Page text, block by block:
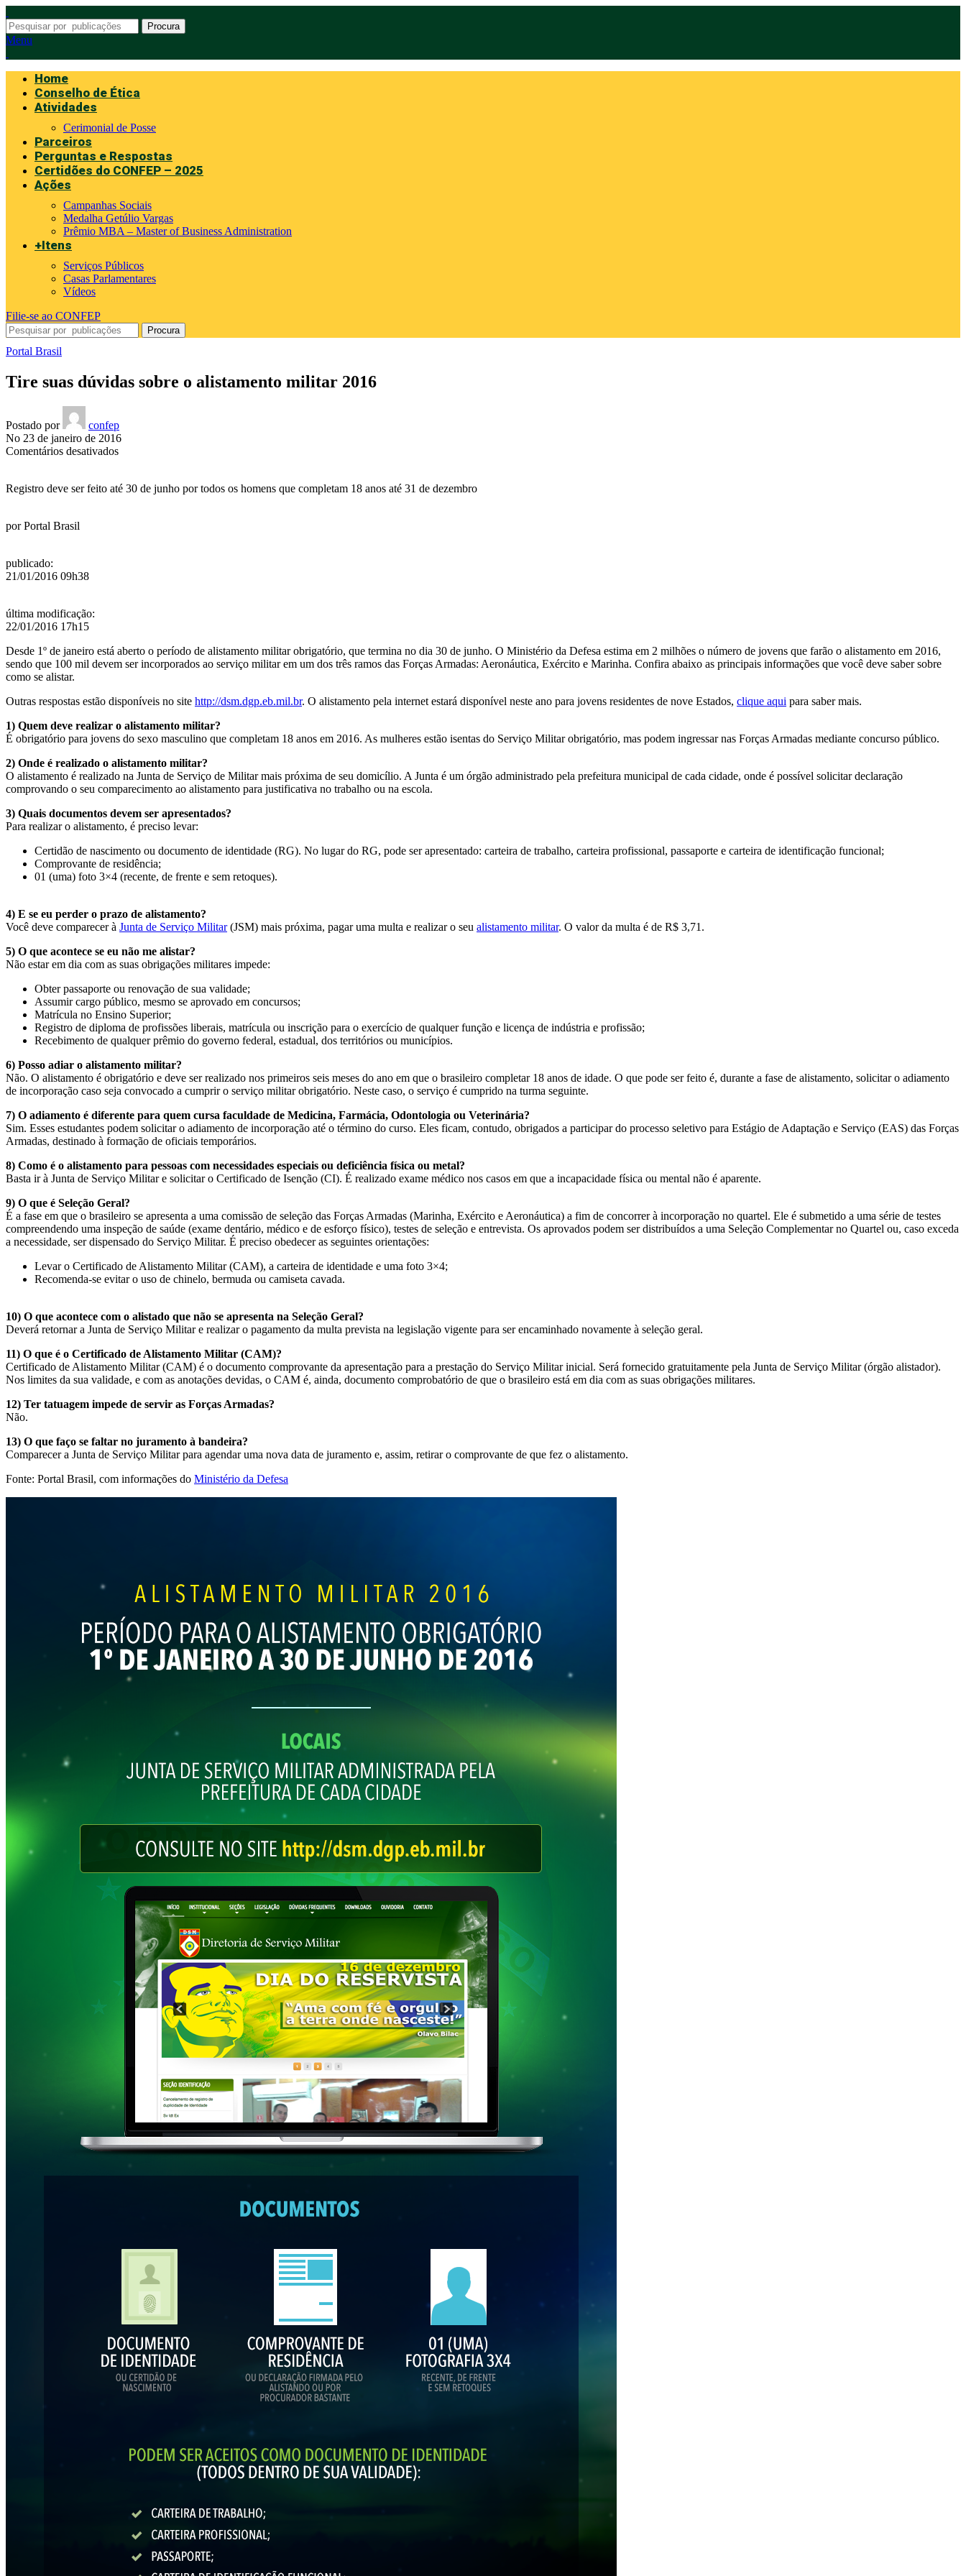
Procura
Menu
Home
Conselho de Ética
Atividades
Cerimonial de Posse
Parceiros
Perguntas e Respostas
Certidões do CONFEP – 2025
Ações
Campanhas Sociais
Medalha Getúlio Vargas
Prêmio MBA – Master of Business Administration
+Itens
Serviços Públicos
Casas Parlamentares
Vídeos
Filie-se ao CONFEP
Procura
Portal Brasil
Tire suas dúvidas sobre o alistamento militar 2016
Postado por
confep
No 23 de janeiro de 2016
Comentários desativadosem
dúvidas
Registro deve ser feito até 30 de junho por todos os homens que completam 18 anos até 31 de dezembro
porPortal Brasil
publicado:
21/01/2016 09h38
última modificação:
22/01/2016 17h15
Desde 1º de janeiro está aberto o período de alistamento militar obrigatório, que termina no dia 30 de junho. O Ministério da Defesa estima em 2 milhões o número de jovens que farão o alistamento em 2016,
sendo que 100 mil devem ser incorporados ao serviço militar em um dos três ramos das Forças Armadas: Aeronáutica, Exército e Marinha. Confira abaixo as principais informações que você deve saber sobre
como se alistar.
Outras respostas estão disponíveis no site http://dsm.dgp.eb.mil.br. O alistamento pela internet estará disponível neste ano para jovens residentes de nove Estados, clique aqui para saber mais.
1) Quem deve realizar o alistamento militar?
É obrigatório para jovens do sexo masculino que completam 18 anos em 2016. As mulheres estão isentas do Serviço Militar obrigatório, mas podem ingressar nas Forças Armadas mediante concurso público.
2) Onde é realizado o alistamento militar?
O alistamento é realizado na Junta de Serviço de Militar mais próxima de seu domicílio. A Junta é um órgão administrado pela prefeitura municipal de cada cidade, onde é possível solicitar declaração
comprovando o seu comparecimento ao alistamento para justificativa no trabalho ou na escola.
3) Quais documentos devem ser apresentados?
Para realizar o alistamento, é preciso levar:
Certidão de nascimento ou documento de identidade (RG). No lugar do RG, pode ser apresentado: carteira de trabalho, carteira profissional, passaporte e carteira de identificação funcional;
Comprovante de residência;
01 (uma) foto 3×4 (recente, de frente e sem retoques).
4) E se eu perder o prazo de alistamento?
Você deve comparecer à Junta de Serviço Militar(JSM) mais próxima, pagar uma multa e realizar o seu alistamento militar. O valor da multa é de R$ 3,71.
5) O que acontece se eu não me alistar?
Não estar em dia com as suas obrigações militares impede:
Obter passaporte ou renovação de sua validade;
Assumir cargo público, mesmo se aprovado em concursos;
Matrícula no Ensino Superior;
Registro de diploma de profissões liberais, matrícula ou inscrição para o exercício de qualquer função e licença de indústria e profissão;
Recebimento de qualquer prêmio do governo federal, estadual, dos territórios ou municípios.
6) Posso adiar o alistamento militar?
Não. O alistamento é obrigatório e deve ser realizado nos primeiros seis meses do ano em que o brasileiro completar 18 anos de idade. O que pode ser feito é, durante a fase de alistamento, solicitar o adiamento
de incorporação caso seja convocado a cumprir o serviço militar obrigatório. Neste caso, o serviço é cumprido na turma seguinte.
7) O adiamento é diferente para quem cursa faculdade de Medicina, Farmácia, Odontologia ou Veterinária?
Sim. Esses estudantes podem solicitar o adiamento de incorporação até o término do curso. Eles ficam, contudo, obrigados a participar do processo seletivo para Estágio de Adaptação e Serviço (EAS) das Forças
Armadas, destinado à formação de oficiais temporários.
8) Como é o alistamento para pessoas com necessidades especiais ou deficiência física ou metal?
Basta ir à Junta de Serviço Militar e solicitar o Certificado de Isenção (CI). É realizado exame médico nos casos em que a incapacidade física ou mental não é aparente.
9) O que é Seleção Geral?
É a fase em que o brasileiro se apresenta a uma comissão de seleção das Forças Armadas (Marinha, Exército e Aeronáutica) a fim de concorrer à incorporação no quartel. Ele é submetido a uma série de testes
compreendendo uma inspeção de saúde (exame dentário, médico e de esforço físico), testes de seleção e entrevista. Os aprovados podem ser distribuídos a uma Seleção Complementar no Quartel ou, caso exceda
a necessidade, ser dispensado do Serviço Militar. É preciso obedecer as seguintes orientações:
Levar o Certificado de Alistamento Militar (CAM), a carteira de identidade e uma foto 3×4;
Recomenda-se evitar o uso de chinelo, bermuda ou camiseta cavada.
10) O que acontece com o alistado que não se apresenta na Seleção Geral?
Deverá retornar a Junta de Serviço Militar e realizar o pagamento da multa prevista na legislação vigente para ser encaminhado novamente à seleção geral.
11) O que é o Certificado de Alistamento Militar (CAM)?
Certificado de Alistamento Militar (CAM) é o documento comprovante da apresentação para a prestação do Serviço Militar inicial. Será fornecido gratuitamente pela Junta de Serviço Militar (órgão alistador).
Nos limites da sua validade, e com as anotações devidas, o CAM é, ainda, documento comprobatório de que o brasileiro está em dia com as suas obrigações militares.
12) Ter tatuagem impede de servir as Forças Armadas?
Não.
13) O que faço se faltar no juramento à bandeira?
Comparecer a Junta de Serviço Militar para agendar uma nova data de juramento e, assim, retirar o comprovante de que fez o alistamento.
Fonte: Portal Brasil, com informações do Ministério da Defesa